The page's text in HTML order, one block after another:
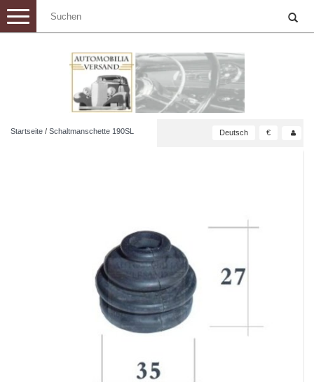
Toggle
navigation
Startseite / Schaltmanschette 190SL Deutsch €